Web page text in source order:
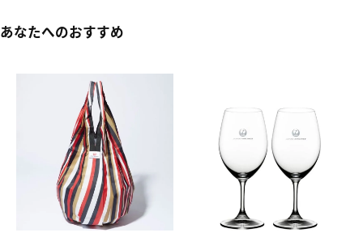
あなたへのおすすめ